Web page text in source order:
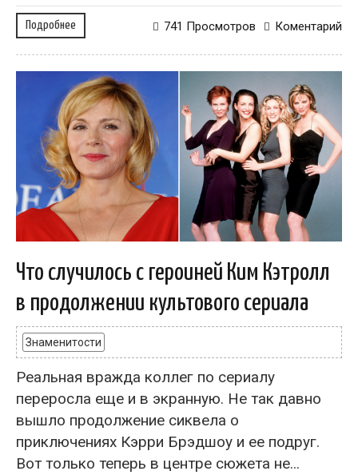
Подробнее Коментарий
741 Просмотров
Что случилось с героиней Ким Кэтролл
в продолжении культового сериала
Знаменитости
Реальная вражда коллег по сериалу
переросла еще и в экранную. Не так давно
вышло продолжение сиквела о
приключениях Кэрри Брэдшоу и ее подруг.
Вот только теперь в центре сюжета не...